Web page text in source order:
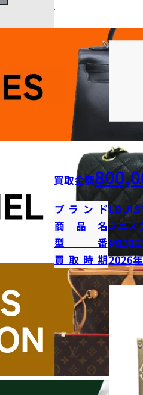
買取金額
ブランドLOUIS
商品名 ミニス
型番
買取時期2026